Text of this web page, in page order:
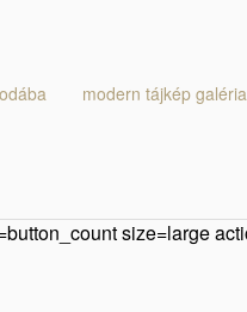
modern tájkép galéria
size=large